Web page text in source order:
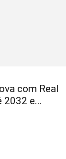
com Real
2032 e...